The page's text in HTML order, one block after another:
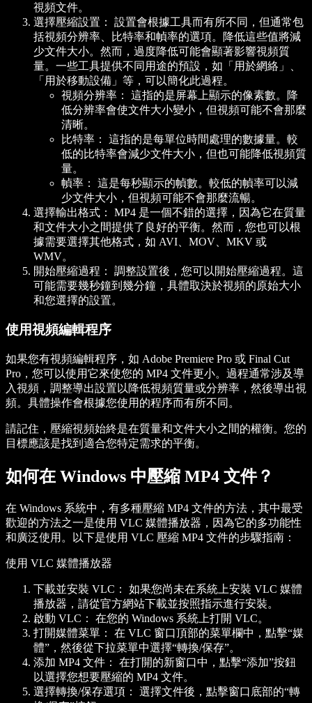
視頻文件。
選擇壓縮設置：
設置會根據工具而有所不同，但通常包
括視頻分辨率、比特率和幀率的選項。降低這些值將減
少文件大小。然而，過度降低可能會顯著影響視頻質
量。一些工具提供不同用途的預設，如「用於網絡」、
「用於移動設備」等，可以簡化此過程。
視頻分辨率：
這指的是屏幕上顯示的像素數。降
低分辨率會使文件大小變小，但視頻可能不會那麼
清晰。
比特率：
這指的是每單位時間處理的數據量。較
低的比特率會減少文件大小，但也可能降低視頻質
量。
幀率：
這是每秒顯示的幀數。較低的幀率可以減
少文件大小，但視頻可能不會那麼流暢。
選擇輸出格式：
MP4 是一個不錯的選擇，因為它在質量
和文件大小之間提供了良好的平衡。然而，您也可以根
據需要選擇其他格式，如 AVI、MOV、MKV 或
WMV。
開始壓縮過程：
調整設置後，您可以開始壓縮過程。這
可能需要幾秒鐘到幾分鐘，具體取決於視頻的原始大小
和您選擇的設置。
使用視頻編輯程序
如果您有視頻編輯程序，如 Adobe Premiere Pro 或 Final Cut
Pro，您可以使用它來使您的 MP4 文件更小。過程通常涉及導
入視頻，調整導出設置以降低視頻質量或分辨率，然後導出視
頻。具體操作會根據您使用的程序而有所不同。
請記住，壓縮視頻始終是在質量和文件大小之間的權衡。您的
目標應該是找到適合您特定需求的平衡。
如何在 Windows 中壓縮 MP4 文件？
在 Windows 系統中，有多種壓縮 MP4 文件的方法，其中最受
歡迎的方法之一是使用 VLC 媒體播放器，因為它的多功能性
和廣泛使用。以下是使用 VLC 壓縮 MP4 文件的步驟指南：
使用 VLC 媒體播放器
下載並安裝 VLC：
如果您尚未在系統上安裝 VLC 媒體
播放器，請從官方網站下載並按照指示進行安裝。
啟動 VLC：
在您的 Windows 系統上打開 VLC。
打開媒體菜單：
在 VLC 窗口頂部的菜單欄中，點擊“媒
體”，然後從下拉菜單中選擇“轉換/保存”。
添加 MP4 文件：
在打開的新窗口中，點擊“添加”按鈕
以選擇您想要壓縮的 MP4 文件。
選擇轉換/保存選項：
選擇文件後，點擊窗口底部的“轉